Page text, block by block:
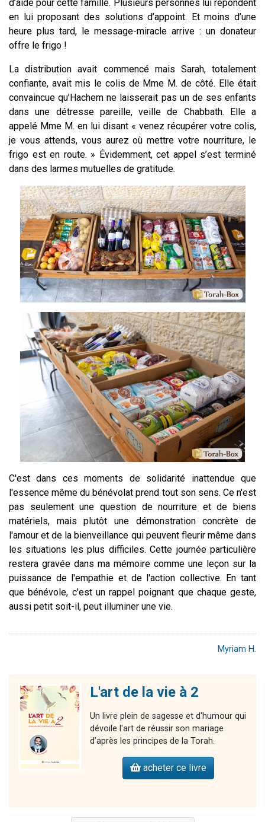
d’aide pour cette famille. Plusieurs personnes lui répondent
en lui proposant des solutions d’appoint. Et moins d’une
heure plus tard, le message-miracle arrive : un donateur
offre le frigo !
La distribution avait commencé mais Sarah, totalement
confiante, avait mis le colis de Mme M. de côté. Elle était
convaincue qu’Hachem ne laisserait pas un de ses enfants
dans une détresse pareille, veille de Chabbath. Elle a
appelé Mme M. en lui disant « venez récupérer votre colis,
je vous attends, vous aurez où mettre votre nourriture, le
frigo est en route. » Évidemment, cet appel s’est terminé
dans des larmes mutuelles de gratitude.
C'est dans ces moments de solidarité inattendue que
l'essence même du bénévolat prend tout son sens. Ce n'est
pas seulement une question de nourriture et de biens
matériels, mais plutôt une démonstration concrète de
l'amour et de la bienveillance qui peuvent fleurir même dans
les situations les plus difficiles. Cette journée particulière
restera gravée dans ma mémoire comme une leçon sur la
puissance de l'empathie et de l'action collective. En tant
que bénévole, c'est un rappel poignant que chaque geste,
aussi petit soit-il, peut illuminer une vie.
Myriam H.
L'art de la vie à 2
Un livre plein de sagesse et d'humour qui
dévoile l'art de réussir son mariage
d’après les principes de la Torah.
acheter ce livre